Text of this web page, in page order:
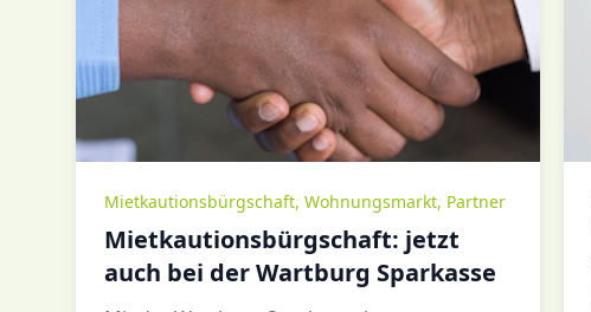
Mietkautionsbürgschaft, Wohnungsmarkt, Partner
Mietkautionsbürgschaft: jetzt
auch bei der Wartburg Sparkasse